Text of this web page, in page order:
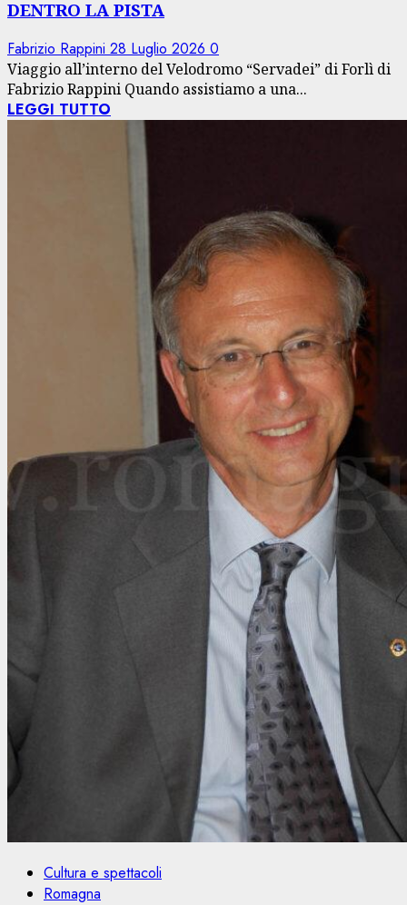
DENTRO LA PISTA
Fabrizio Rappini 28 Luglio 2026 0
Viaggio all’interno del Velodromo “Servadei” di Forlì di
Fabrizio Rappini Quando assistiamo a una...
LEGGI TUTTO
Cultura e spettacoli
Romagna